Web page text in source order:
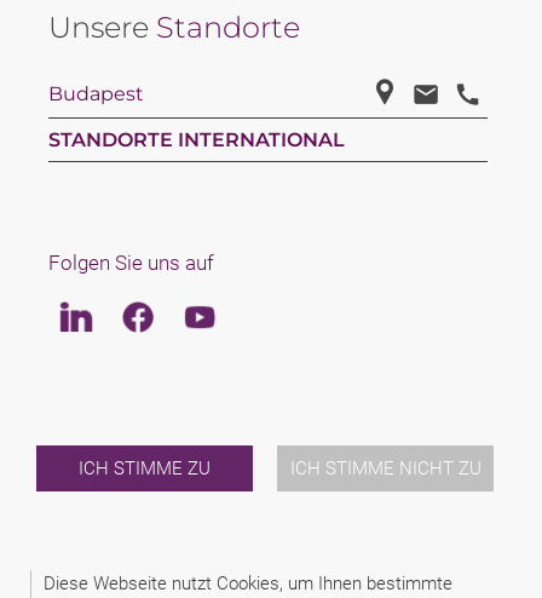
Diese Webseite nutzt Cookies, um Ihnen bestimmte
ICH STIMME ZU ICH STIMME NICHT ZU
Unsere Standorte
Budapest
STANDORTE INTERNATIONAL
Folgen Sie uns auf
LinkedinFacebookYoutube
INTERNATIONAL
NEWS & JUSFUL